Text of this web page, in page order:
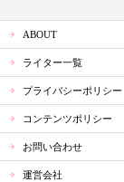
ABOUT
ライター一覧
プライバシーポリシー
コンテンツポリシー
お問い合わせ
運営会社